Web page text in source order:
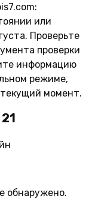
или
Проверьте
проверки
информацию
режиме,
момент.
обнаружено.